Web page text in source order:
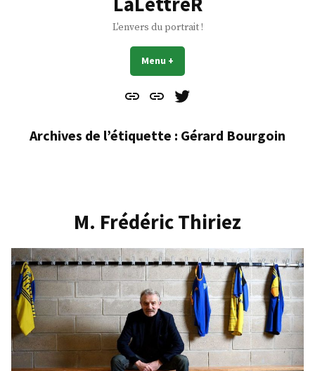
L'envers du portrait !
Menu +
Contact
À
Mes
Archives de l’étiquette : Gérard Bourgoin
M. Frédéric Thiriez